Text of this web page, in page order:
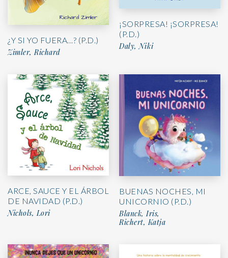
¿Y SI YO FUERA…? (P.D.)
Zimler, Richard
¡SORPRESA! ¡SORPRESA!
(P.D.)
Daly, Niki
ARCE, SAUCE Y EL ÁRBOL
DE NAVIDAD (P.D.)
Nichols, Lori
BUENAS NOCHES, MI
UNICORNIO (P.D.)
Blanck, Iris,
Richert, Katja